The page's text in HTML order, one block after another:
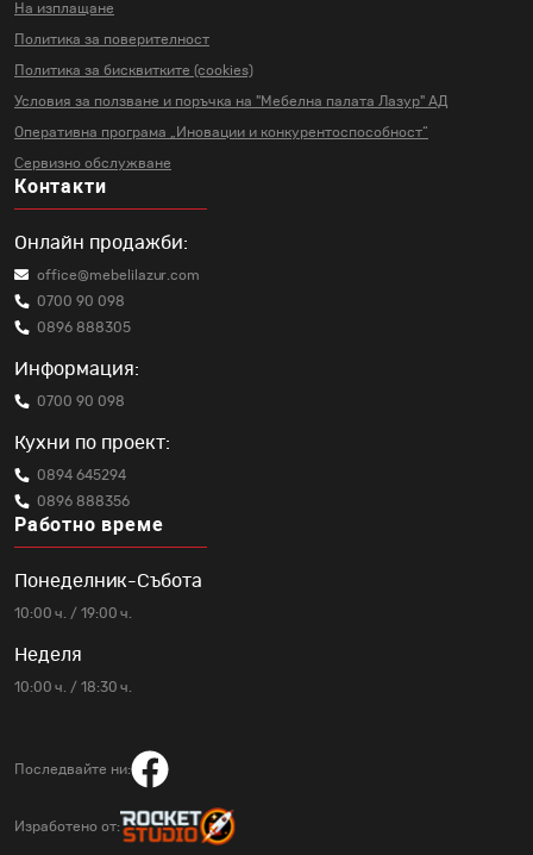
На изплащане
Политика за поверителност
Политика за бисквитките (cookies)
Условия за ползване и поръчка на "Мебелна палата Лазур" АД
Оперативна програма „Иновации и конкурентоспособност“
Сервизно обслужване
Контакти
Онлайн продажби:
office@mebelilazur.com
0700 90 098
0896 888305
Информация:
0700 90 098
Кухни по проект:
0894 645294
0896 888356
Работно време
Понеделник-Събота
10:00 ч. / 19:00 ч.
Неделя
10:00 ч. / 18:30 ч.
Последвайте ни:
Изработено от: